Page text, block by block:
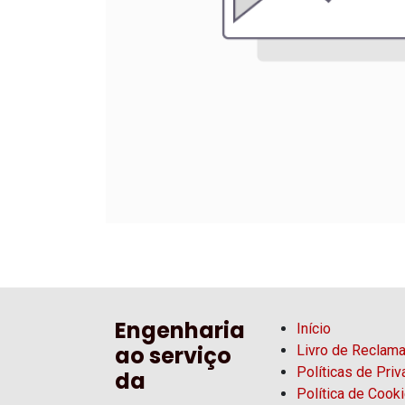
Engenharia
ao serviço
da
Início
Livro de
Políticas de
Política de